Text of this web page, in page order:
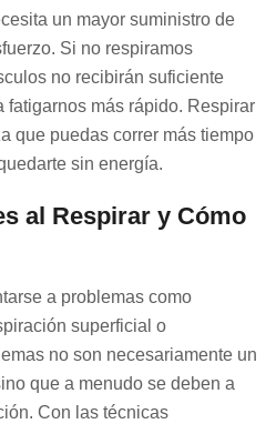
un mayor suministro de
Si no respiramos
no recibirán suficiente
más rápido. Respirar
que puedas correr más tiempo
sin energía.
al Respirar y Cómo
a problemas como
superficial o
no son necesariamente un
que a menudo se deben a
Con las técnicas